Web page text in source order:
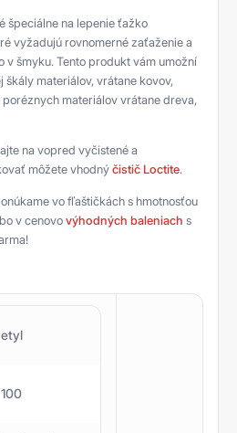
špeciálne na lepenie ťažko
vyžadujú rovnomerné zaťaženie a
v šmyku. Tento produkt vám umožní
materiálov, vrátane kovov,
poréznych materiálov vrátane dreva,
na vopred vyčistené a
môžete vhodnýčistič Loctite.
vo fľaštičkách s hmotnosťou
v cenovovýhodných baleniach s
etyl
100